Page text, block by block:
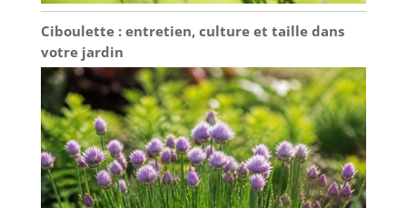
Ciboulette : entretien, culture et taille dans
votre jardin